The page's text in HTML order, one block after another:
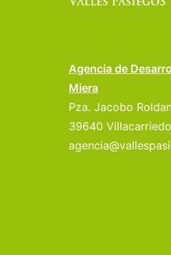
Agencia de
Miera
Pza. Jacobo
39640